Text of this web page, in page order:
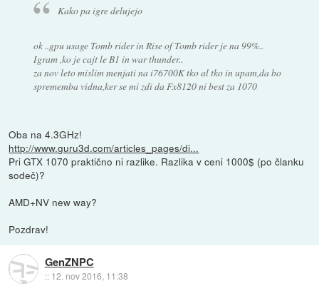
Kako pa igre delujejo
ok ..gpu usage Tomb rider in Rise of Tomb rider je na 99%..
Igram ,ko je cajt le B1 in war thunder..
za nov leto mislim menjati na i76700K tko al tko in upam,da bo
sprememba vidna,ker se mi zdi da Fx8120 ni best za 1070
Oba na 4.3GHz!
http://www.guru3d.com/articles_pages/di...
Pri GTX 1070 praktično ni razlike. Razlika v ceni 1000$ (po članku
sodeč)?
AMD+NV new way?
Pozdrav!
GenZNPC
:: 12. nov 2016, 11:38